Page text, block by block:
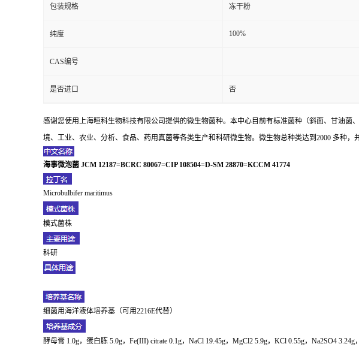
包装规格 冻干粉
纯度 100%
CAS编号
是否进口 否
感谢您使用上海晅科生物科技有限公司提供的微生物菌种。本中心目前有标准菌种（斜面、甘油
境、工业、农业、分析、食品、药用真菌等各类生产和科研微生物。微生物总种类达到2000 多种，
海事微泡菌 JCM 12187=BCRC 80067=CIP 108504=D-SM 28870=KCCM 41774
Microbulbifer maritimus
模式菌株
科研
细菌用海洋液体培养基（可用2216E代替）
酵母膏 1.0g，蛋白胨 5.0g，Fe(III) citrate 0.1g，NaCl 19.45g，MgCl2 5.9g，KCl 0.55g，Na2SO4